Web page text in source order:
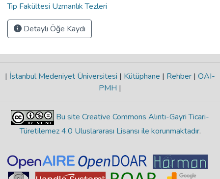
Tıp Fakültesi Uzmanlık Tezleri
Detaylı Öğe Kaydı
| İstanbul Medeniyet Üniversitesi | Kütüphane | Rehber | OAI-
PMH |
Bu site Creative Commons Alıntı-Gayri Ticari-
Türetilemez 4.0 Uluslararası Lisansı ile korunmaktadır.